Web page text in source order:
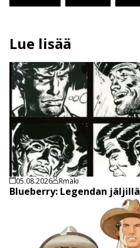
Lue lisää
05.08.2026 Rmaki
Blueberry: Legendan jäljillä